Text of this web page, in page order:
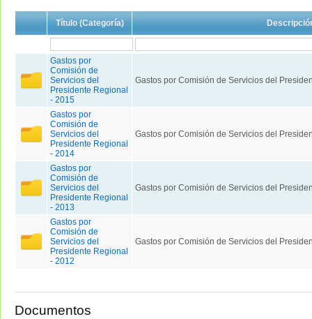
Título (Categoría)
Gastos por
Comisión de
Servicios del
Presidente Regional
- 2015
Gastos por Comisión de Servicios del
Gastos por
Comisión de
Servicios del
Presidente Regional
- 2014
Gastos por Comisión de Servicios del
Gastos por
Comisión de
Servicios del
Presidente Regional
- 2013
Gastos por Comisión de Servicios del
Gastos por
Comisión de
Servicios del
Presidente Regional
- 2012
Gastos por Comisión de Servicios del
Documentos